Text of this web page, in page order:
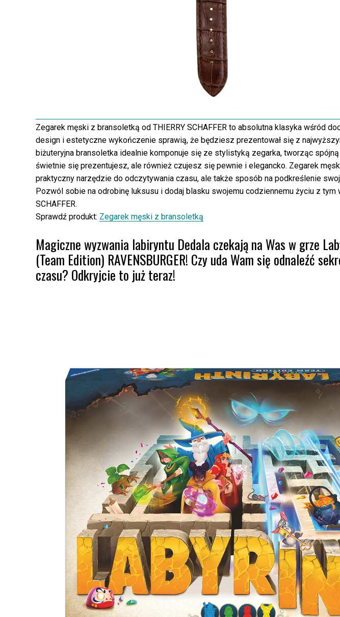
Zegarek męski z bransoletką od THIERRY SCHAFFER to absolutna klasyka wśród
design i estetyczne wykończenie sprawią, że będziesz prezentował się z
biżuteryjna bransoletka idealnie komponuje się ze stylistyką zegarka, tworząc
świetnie się prezentujesz, ale również czujesz się pewnie i elegancko. Zegarek
praktyczny narzędzie do odczytywania czasu, ale także sposób na podkreślenie
Pozwól sobie na odrobinę luksusu i dodaj blasku swojemu codziennemu życiu z tym
SCHAFFER.
Sprawdź produkt: Zegarek męski z bransoletką
Magiczne wyzwania labiryntu Dedala czekają na Was w grze
(Team Edition) RAVENSBURGER! Czy uda Wam się odnaleźć
czasu? Odkryjcie to już teraz!